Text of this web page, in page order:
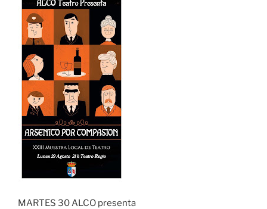
MARTES 30 ALCO presenta